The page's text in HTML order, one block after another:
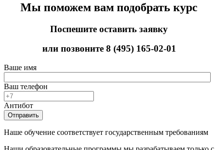
Мы поможем вам подобрать курс
Поспешите оставить заявку
или позвоните 8 (495) 165-02-01
Ваше имя
Ваш телефон
Антибот
Отправить
Наше обучение соответствует государственным требованиям